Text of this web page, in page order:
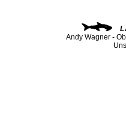
Andy Wagner -